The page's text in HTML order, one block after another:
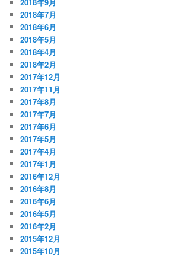
2018年9月
2018年7月
2018年6月
2018年5月
2018年4月
2018年2月
2017年12月
2017年11月
2017年8月
2017年7月
2017年6月
2017年5月
2017年4月
2017年1月
2016年12月
2016年8月
2016年6月
2016年5月
2016年2月
2015年12月
2015年10月